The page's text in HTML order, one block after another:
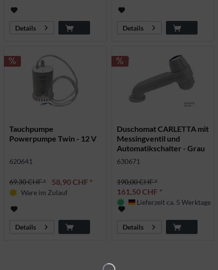
Details Details
Tauchpumpe
Powerpumpe Twin - 12 V
620641
69,30 CHF * 58,90 CHF *
Ware im Zulauf
Details
Duschomat CARLETTA mit
Messingventil und
Automatikschalter - Grau
630671
190,00 CHF *
161,50 CHF *
Deutschland
Lieferzeit ca. 5 Werktage
Details